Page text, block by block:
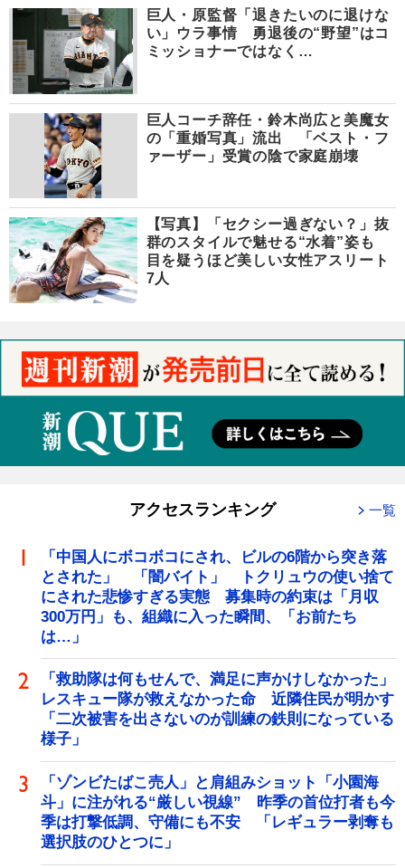
巨人・原監督「退きたいのに退けな
い」ウラ事情 勇退後の“野望”はコ
ミッショナーではなく…
巨人コーチ辞任・鈴木尚広と美魔女
の「重婚写真」流出 「ベスト・フ
ァーザー」受賞の陰で家庭崩壊
【写真】「セクシー過ぎない？」抜
群のスタイルで魅せる“水着”姿も
目を疑うほど美しい女性アスリート
7人
アクセスランキング 一覧
「中国人にボコボコにされ、ビルの6階から突き落
とされた」 「闇バイト」 トクリュウの使い捨て
にされた悲惨すぎる実態 募集時の約束は「月収
300万円」も、組織に入った瞬間、「お前たち
は…」
「救助隊は何もせんで、満足に声かけしなかった」
レスキュー隊が救えなかった命 近隣住民が明かす
「二次被害を出さないのが訓練の鉄則になっている
様子」
「ゾンビたばこ売人」と肩組みショット「小園海
斗」に注がれる“厳しい視線” 昨季の首位打者も今
季は打撃低調、守備にも不安 「レギュラー剥奪も
選択肢のひとつに」